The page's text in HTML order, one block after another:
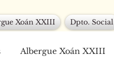
Xoán XXIII Dpto. Social
Albergue Xoán XXIII